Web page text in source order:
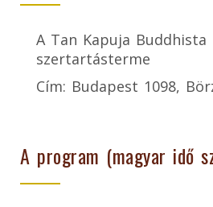
A Tan Kapuja Buddhista
szertartásterme
Cím: Budapest 1098,
A program (magyar idő